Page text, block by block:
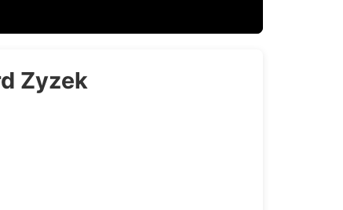
Zyzek